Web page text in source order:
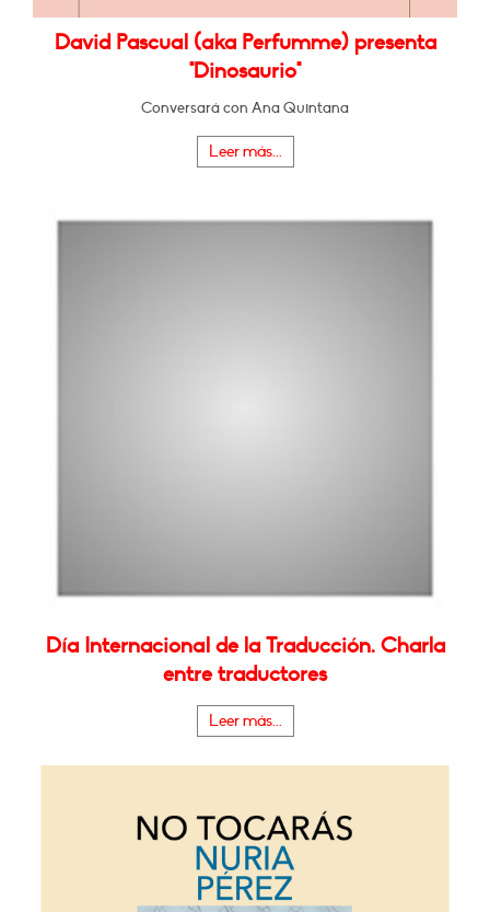
David Pascual (aka Perfumme) presenta
"Dinosaurio"
Conversará con Ana Quintana
Leer más...
Día Internacional de la Traducción. Charla
entre traductores
Leer más...